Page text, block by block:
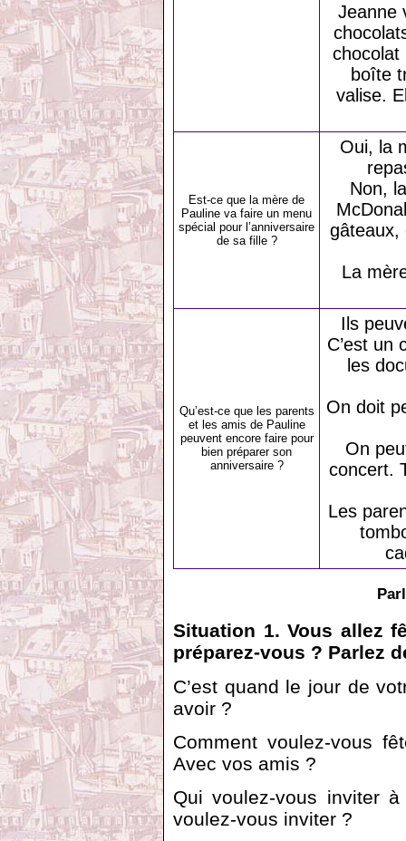
Jeanne
chocolat
boîte
valise.
Est-ce que la mère de
Pauline va faire un menu
spécial pour l’anniversaire
de sa fille ?
Oui, la
Non,
gâteaux,
La
Qu’est-ce que les parents
et les amis de Pauline
peuvent encore faire pour
bien préparer son
anniversaire ?
Ils
C’est un
les
On doit
On
concert.
Les
Situation 1. Vous allez
préparez-vous ? Parlez
C’est quand le jour de
avoir ?
Comment voulez-vous
Avec vos amis ?
Qui voulez-vous inviter
voulez-vous inviter ?